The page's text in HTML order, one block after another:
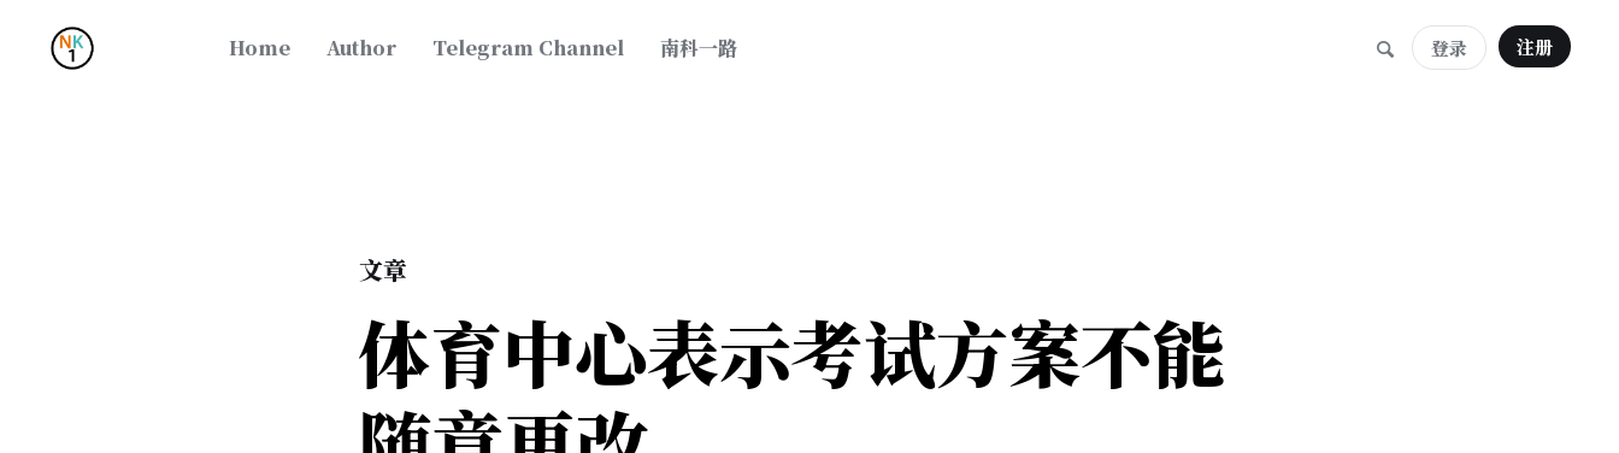
Home Author Telegram Channel 南科一路 登录 注册
文章
体育中心表示考试方案不能